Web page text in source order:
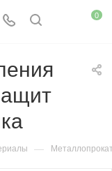
0
—